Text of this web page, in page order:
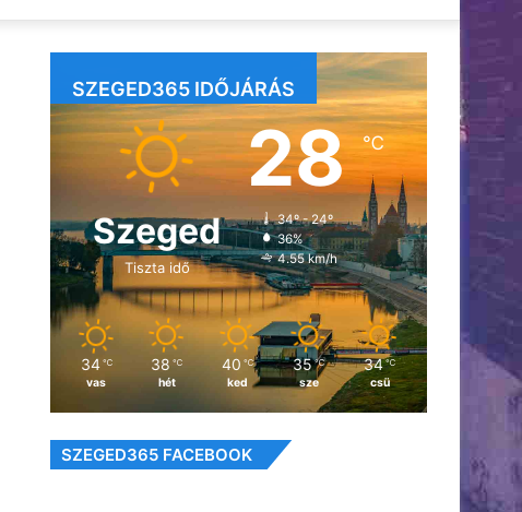
SZEGED365 IDŐJÁRÁS
Szeged
Tiszta idő
28℃
34º - 24º
36%
4.55 km/h
34 ℃
vas
38 ℃
hét
40 ℃
ked
35 ℃
sze
34 ℃
csü
SZEGED365 FACEBOOK